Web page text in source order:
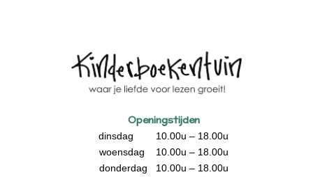
Openingstijden
dinsdag 10.00u – 18.00u
woensdag 10.00u – 18.00u
donderdag 10.00u – 18.00u